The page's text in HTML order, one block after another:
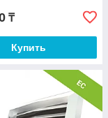
₸
Купить